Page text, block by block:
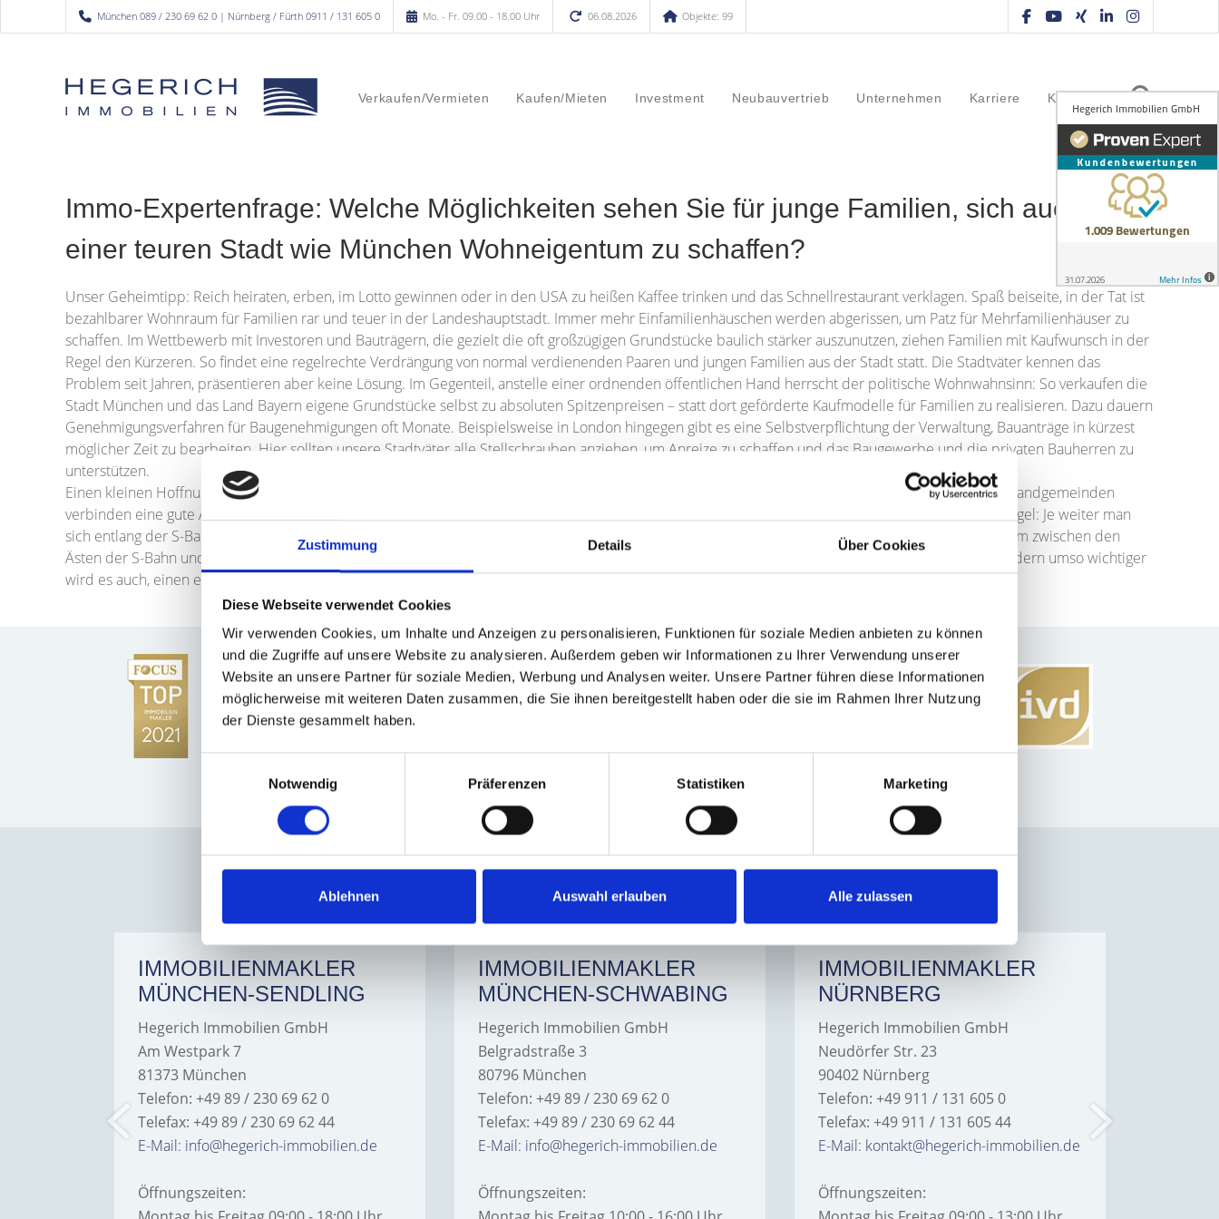
Zustimmung Details Über Cookies
Diese Webseite verwendet Cookies
Wir verwenden Cookies, um Inhalte und Anzeigen zu personalisieren, Funktionen für soziale Medien anbieten zu können
und die Zugriffe auf unsere Website zu analysieren. Außerdem geben wir Informationen zu Ihrer Verwendung unserer
Website an unsere Partner für soziale Medien, Werbung und Analysen weiter. Unsere Partner führen diese Informationen
möglicherweise mit weiteren Daten zusammen, die Sie ihnen bereitgestellt haben oder die sie im Rahmen Ihrer Nutzung
der Dienste gesammelt haben.
Notwendig
Präferenzen Statistiken Marketing
Ablehnen Auswahl erlauben Alle zulassen
München 089 / 230 69 62 0 | Nürnberg / Fürth 0911 / 131 605 0 Mo. - Fr. 09.00 - 18.00 Uhr 06.08.2026 Objekte: 99
Verkaufen/Vermieten Kaufen/Mieten Investment Neubauvertrieb Unternehmen Karriere Kontakt
Immo-Expertenfrage: Welche Möglichkeiten sehen Sie für junge Familien, sich auch in
einer teuren Stadt wie München Wohneigentum zu schaffen?
Unser Geheimtipp: Reich heiraten, erben, im Lotto gewinnen oder in den USA zu heißen Kaffee trinken und das Schnellrestaurant verklagen. Spaß beiseite, in der Tat ist
bezahlbarer Wohnraum für Familien rar und teuer in der Landeshauptstadt. Immer mehr Einfamilienhäuschen werden abgerissen, um Patz für Mehrfamilienhäuser zu
schaffen. Im Wettbewerb mit Investoren und Bauträgern, die gezielt die oft großzügigen Grundstücke baulich stärker auszunutzen, ziehen Familien mit Kaufwunsch in der
Regel den Kürzeren. So findet eine regelrechte Verdrängung von normal verdienenden Paaren und jungen Familien aus der Stadt statt. Die Stadtväter kennen das
Problem seit Jahren, präsentieren aber keine Lösung. Im Gegenteil, anstelle einer ordnenden öffentlichen Hand herrscht der politische Wohnwahnsinn: So verkaufen die
Stadt München und das Land Bayern eigene Grundstücke selbst zu absoluten Spitzenpreisen – statt dort geförderte Kaufmodelle für Familien zu realisieren. Dazu dauern
Genehmigungsverfahren für Baugenehmigungen oft Monate. Beispielsweise in London hingegen gibt es eine Selbstverpflichtung der Verwaltung, Bauanträge in kürzest
möglicher Zeit zu bearbeiten. Hier sollten unsere Stadtväter alle Stellschrauben anziehen, um Anreize zu schaffen und das Baugewerbe und die privaten Bauherren zu
unterstützen.
Einen kleinen Hoffnungsschimmer finden junge Familien im Umland. Auch dort sind die Preise gestiegen, aber moderater als in der Stadt. Viele Umlandgemeinden
verbinden eine gute Anbindung an München mit einem hohen Freizeitwert und einer guten Infrastruktur für Familien. Generell gilt dabei die Faustregel: Je weiter man
sich entlang der S-Bahnlinie stadtauswärts bewegt, desto günstiger gestalten sich das Kauf- und Mietniveau. Erschwingliche Objekte findet man zudem zwischen den
Ästen der S-Bahn und an Orten ohne eigenen S-Bahnhof. Und noch eine Faustregel: Je geringer das Angebot, desto höher ist nicht nur der Preis, sondern umso wichtiger
wird es auch, einen erfahrenen und professionellen Immobilienpartner an seine Seite zu holen.
Hegerich Immobilien GmbHhat Bewertungenbei KennstDuEinen
UNSERE STANDORTE
IMMOBILIENMAKLER
MÜNCHEN-SENDLING
Hegerich Immobilien GmbH
Am Westpark 7
81373 München
Telefon: +49 89 / 230 69 62 0
Telefax: +49 89 / 230 69 62 44
E-Mail: info@hegerich-immobilien.de
Öffnungszeiten:
IMMOBILIENMAKLER
MÜNCHEN-SCHWABING
Hegerich Immobilien GmbH
Belgradstraße 3
80796 München
Telefon: +49 89 / 230 69 62 0
Telefax: +49 89 / 230 69 62 44
E-Mail: info@hegerich-immobilien.de
Öffnungszeiten:
IMMOBILIENMAKLER
NÜRNBERG
Hegerich Immobilien GmbH
Neudörfer Str. 23
90402 Nürnberg
Telefon: +49 911 / 131 605 0
Telefax: +49 911 / 131 605 44
E-Mail: kontakt@hegerich-immobilien.de
Öffnungszeiten: